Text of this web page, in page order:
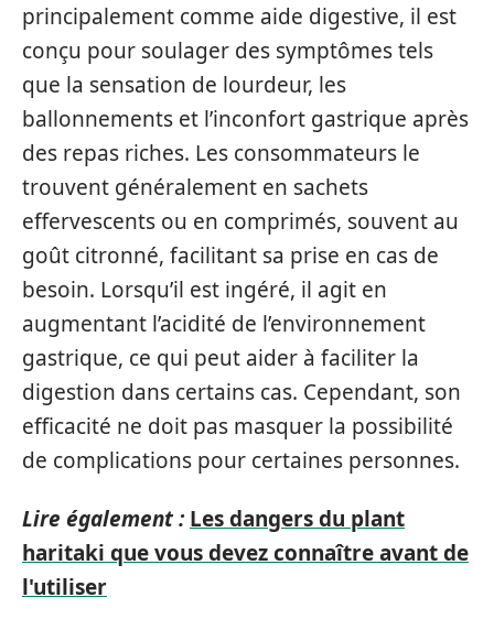
principalement comme aide digestive, il est
conçu pour soulager des symptômes tels
que la sensation de lourdeur, les
ballonnements et l’inconfort gastrique après
des repas riches. Les consommateurs le
trouvent généralement en sachets
effervescents ou en comprimés, souvent au
goût citronné, facilitant sa prise en cas de
besoin. Lorsqu’il est ingéré, il agit en
augmentant l’acidité de l’environnement
gastrique, ce qui peut aider à faciliter la
digestion dans certains cas. Cependant, son
efficacité ne doit pas masquer la possibilité
de complications pour certaines personnes.
Lire également : Les dangers du plant
haritaki que vous devez connaître avant de
l'utiliser